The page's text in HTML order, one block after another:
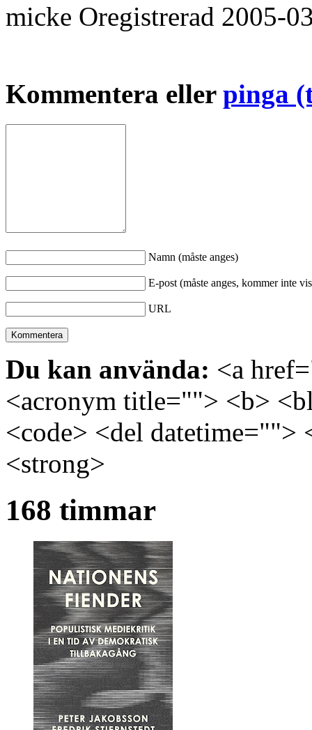
micke Oregistrerad 2005-
Kommentera eller pinga
Namn (måste anges)
E-post (måste anges, kommer inte
URL
Du kan använda: <a
<acronym title=""> <b>
<code> <del
<strong>
168 timmar